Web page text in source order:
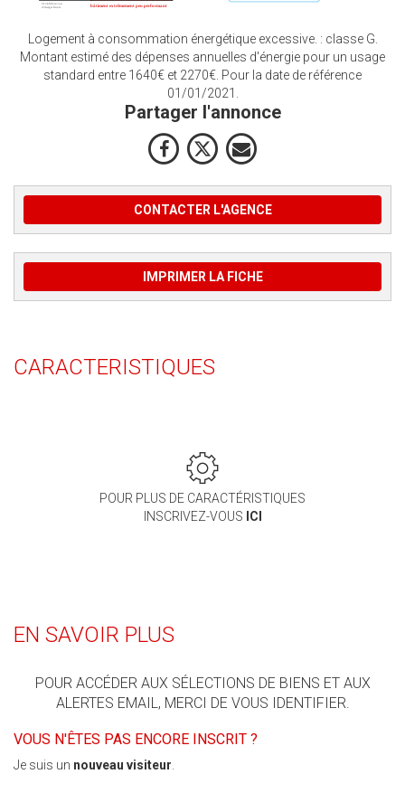
Logement à consommation énergétique excessive. : classe G.
Montant estimé des dépenses annuelles d'énergie pour un usage
standard entre 1640€ et 2270€. Pour la date de référence
01/01/2021.
Partager l'annonce
CONTACTER L'AGENCE
IMPRIMER LA FICHE
CARACTERISTIQUES
POUR PLUS DE CARACTÉRISTIQUES
INSCRIVEZ-VOUS ICI
EN SAVOIR PLUS
POUR ACCÉDER AUX SÉLECTIONS DE BIENS ET AUX
ALERTES EMAIL, MERCI DE VOUS IDENTIFIER.
VOUS N'ÊTES PAS ENCORE INSCRIT ?
Je suis un nouveau visiteur.